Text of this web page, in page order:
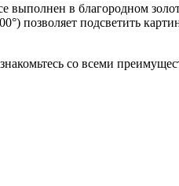
выполнен в благородном
позволяет подсветить
со всеми